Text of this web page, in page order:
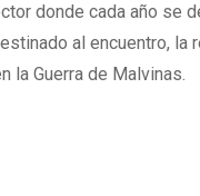
donde cada año se
al encuentro, la
la Guerra de Malvinas.